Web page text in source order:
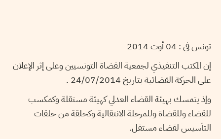
تونس في : 04 أوت 2014
إن المكتب التنفيذي لجمعية القضاة التونسيين وعلى إثر الإعلان
على الحركة القضائية بتاريخ 24/07/2014 .
وإذ يتمسك بهيئة القضاء العدلي كهيئة مستقلة وكمكسب
للقضاء وللقضاة وللمرحلة الانتقالية وكحلقة من حلقات
التأسيس لقضاء مستقل.